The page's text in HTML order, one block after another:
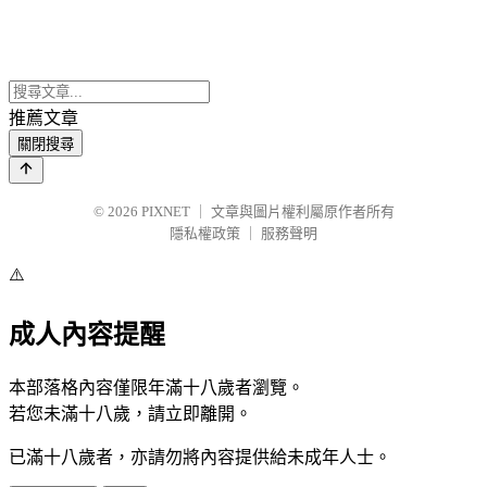
推薦文章
關閉搜尋
© 2026 PIXNET
文章與圖片權利屬原作者所有
隱私權政策
服務聲明
⚠️
成人內容提醒
本部落格內容僅限年滿十八歲者瀏覽。
若您未滿十八歲，請立即離開。
已滿十八歲者，亦請勿將內容提供給未成年人士。